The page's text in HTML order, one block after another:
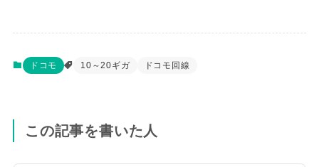
ドコモ 10～20ギガ ドコモ回線
この記事を書いた人